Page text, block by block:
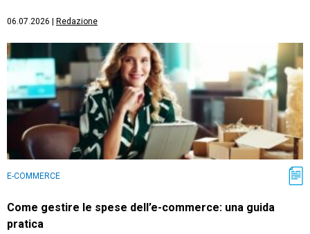
06.07.2026 Redazione
E-COMMERCE
Come gestire le spese dell’e-commerce: una guida
pratica